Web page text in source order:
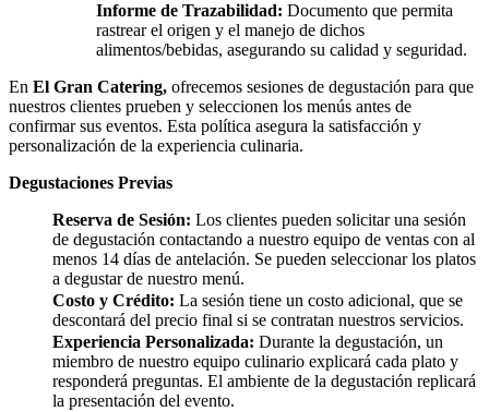
Informe de Trazabilidad: Documento que permita
rastrear el origen y el manejo de dichos
alimentos/bebidas, asegurando su calidad y seguridad.
En El Gran Catering, ofrecemos sesiones de degustación para que
nuestros clientes prueben y seleccionen los menús antes de
confirmar sus eventos. Esta política asegura la satisfacción y
personalización de la experiencia culinaria.
Degustaciones Previas
Reserva de Sesión: Los clientes pueden solicitar una sesión
de degustación contactando a nuestro equipo de ventas con al
menos 14 días de antelación. Se pueden seleccionar los platos
a degustar de nuestro menú.
Costo y Crédito: La sesión tiene un costo adicional, que se
descontará del precio final si se contratan nuestros servicios.
Experiencia Personalizada: Durante la degustación, un
miembro de nuestro equipo culinario explicará cada plato y
responderá preguntas. El ambiente de la degustación replicará
la presentación del evento.